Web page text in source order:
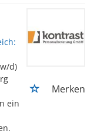
d)
ein
Merken